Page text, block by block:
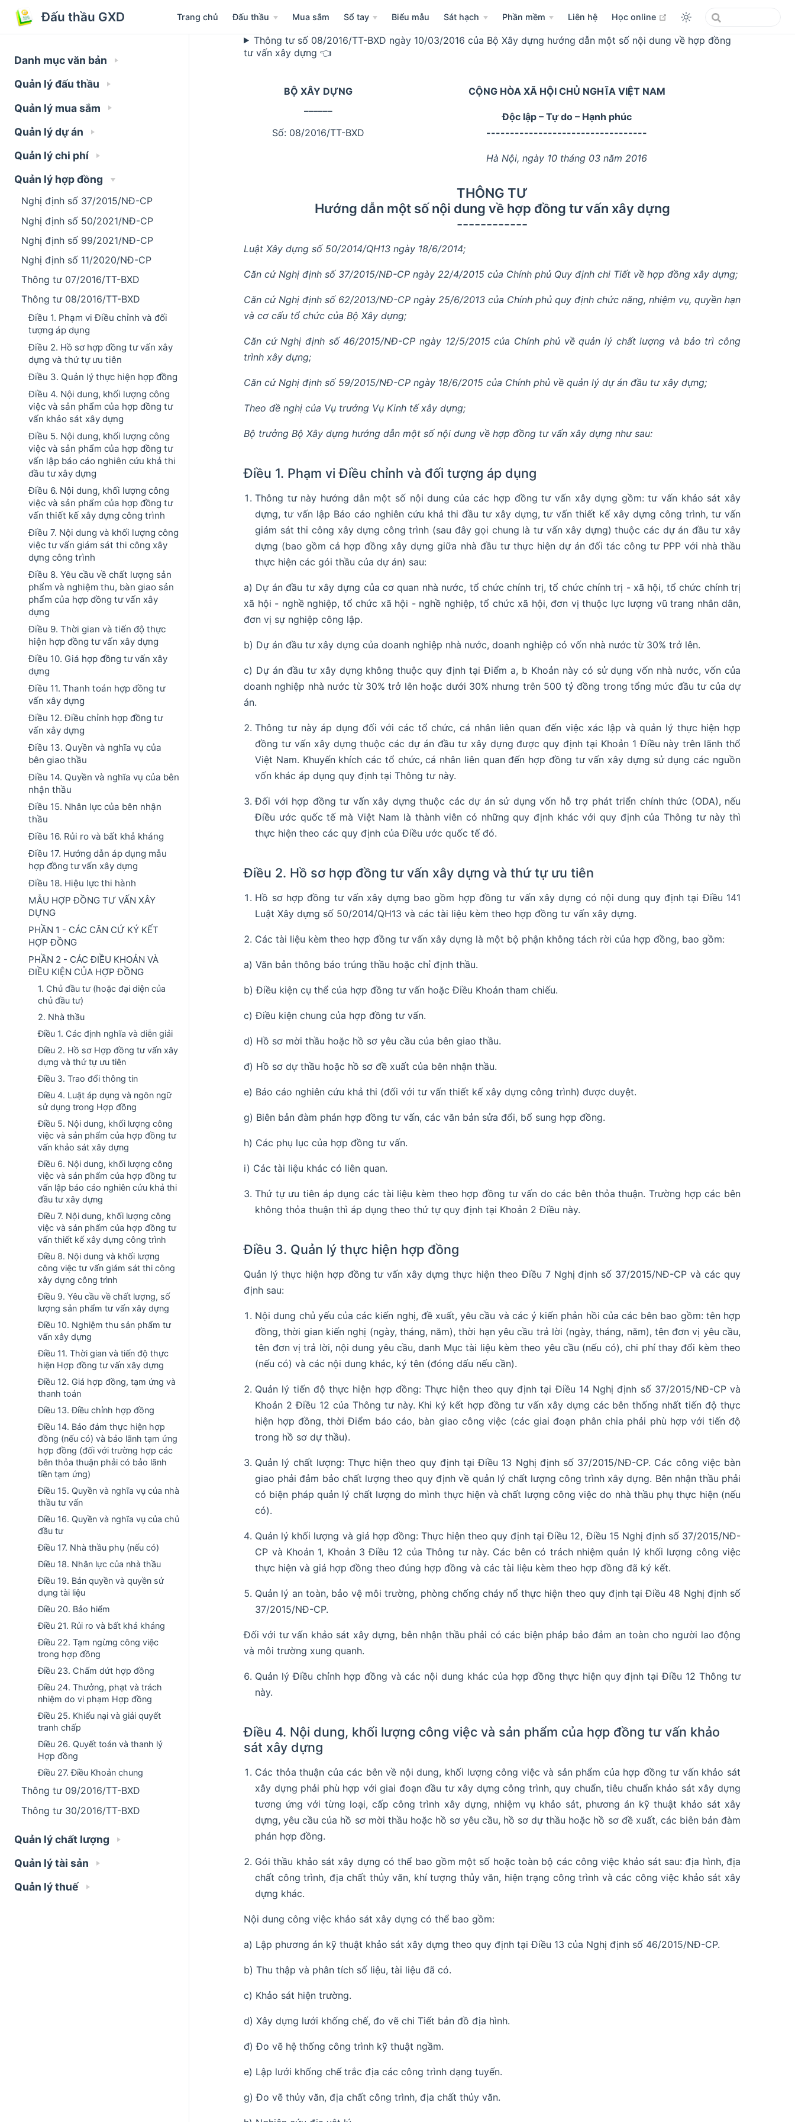
Đấu thầu GXD Trang chủ Đấu thầu Mua sắm Sổ tay Biểu mẫu Sát hạch Phần mềm Liên hệ Học online open in new window
Danh mục văn bản
Quản lý đấu thầu
Quản lý mua sắm
Quản lý dự án
Quản lý chi phí
Quản lý hợp đồng
Nghị định số 37/2015/NĐ-CP
Nghị định số 50/2021/NĐ-CP
Nghị định số 99/2021/NĐ-CP
Nghị định số 11/2020/NĐ-CP
Thông tư 07/2016/TT-BXD
Thông tư 08/2016/TT-BXD
Điều 1. Phạm vi Điều chỉnh và đối
tượng áp dụng
Điều 2. Hồ sơ hợp đồng tư vấn xây
dựng và thứ tự ưu tiên
Điều 3. Quản lý thực hiện hợp đồng
Điều 4. Nội dung, khối lượng công
việc và sản phẩm của hợp đồng tư
vấn khảo sát xây dựng
Điều 5. Nội dung, khối lượng công
việc và sản phẩm của hợp đồng tư
vấn lập báo cáo nghiên cứu khả thi
đầu tư xây dựng
Điều 6. Nội dung, khối lượng công
việc và sản phẩm của hợp đồng tư
vấn thiết kế xây dựng công trình
Điều 7. Nội dung và khối lượng công
việc tư vấn giám sát thi công xây
dựng công trình
Điều 8. Yêu cầu về chất lượng sản
phẩm và nghiệm thu, bàn giao sản
phẩm của hợp đồng tư vấn xây
dựng
Điều 9. Thời gian và tiến độ thực
hiện hợp đồng tư vấn xây dựng
Điều 10. Giá hợp đồng tư vấn xây
dựng
Điều 11. Thanh toán hợp đồng tư
vấn xây dựng
Điều 12. Điều chỉnh hợp đồng tư
vấn xây dựng
Điều 13. Quyền và nghĩa vụ của
bên giao thầu
Điều 14. Quyền và nghĩa vụ của bên
nhận thầu
Điều 15. Nhân lực của bên nhận
thầu
Điều 16. Rủi ro và bất khả kháng
Điều 17. Hướng dẫn áp dụng mẫu
hợp đồng tư vấn xây dựng
Điều 18. Hiệu lực thi hành
MẪU HỢP ĐỒNG TƯ VẤN XÂY
DỰNG
PHẦN 1 - CÁC CĂN CỨ KÝ KẾT
HỢP ĐỒNG
PHẦN 2 - CÁC ĐIỀU KHOẢN VÀ
ĐIỀU KIỆN CỦA HỢP ĐỒNG
1. Chủ đầu tư (hoặc đại diện của
chủ đầu tư)
2. Nhà thầu
Điều 1. Các định nghĩa và diễn giải
Điều 2. Hồ sơ Hợp đồng tư vấn xây
dựng và thứ tự ưu tiên
Điều 3. Trao đổi thông tin
Điều 4. Luật áp dụng và ngôn ngữ
sử dụng trong Hợp đồng
Điều 5. Nội dung, khối lượng công
việc và sản phẩm của hợp đồng tư
vấn khảo sát xây dựng
Điều 6. Nội dung, khối lượng công
việc và sản phẩm của hợp đồng tư
vấn lập báo cáo nghiên cứu khả thi
đầu tư xây dựng
Điều 7. Nội dung, khối lượng công
việc và sản phẩm của hợp đồng tư
vấn thiết kế xây dựng công trình
Điều 8. Nội dung và khối lượng
công việc tư vấn giám sát thi công
xây dựng công trình
Điều 9. Yêu cầu về chất lượng, số
lượng sản phẩm tư vấn xây dựng
Điều 10. Nghiệm thu sản phẩm tư
vấn xây dựng
Điều 11. Thời gian và tiến độ thực
hiện Hợp đồng tư vấn xây dựng
Điều 12. Giá hợp đồng, tạm ứng và
thanh toán
Điều 13. Điều chỉnh hợp đồng
Điều 14. Bảo đảm thực hiện hợp
đồng (nếu có) và bảo lãnh tạm ứng
hợp đồng (đối với trường hợp các
bên thỏa thuận phải có bảo lãnh
tiền tạm ứng)
Điều 15. Quyền và nghĩa vụ của nhà
thầu tư vấn
Điều 16. Quyền và nghĩa vụ của chủ
đầu tư
Điều 17. Nhà thầu phụ (nếu có)
Điều 18. Nhân lực của nhà thầu
Điều 19. Bản quyền và quyền sử
dụng tài liệu
Điều 20. Bảo hiểm
Điều 21. Rủi ro và bất khả kháng
Điều 22. Tạm ngừng công việc
trong hợp đồng
Điều 23. Chấm dứt hợp đồng
Điều 24. Thưởng, phạt và trách
nhiệm do vi phạm Hợp đồng
Điều 25. Khiếu nại và giải quyết
tranh chấp
Điều 26. Quyết toán và thanh lý
Hợp đồng
Điều 27. Điều Khoản chung
Thông tư 09/2016/TT-BXD
Thông tư 30/2016/TT-BXD
Quản lý chất lượng
Quản lý tài sản
Quản lý thuế
Thông tư số 08/2016/TT-BXD ngày 10/03/2016 của Bộ Xây dựng hướng dẫn một số nội dung về hợp đồng
tư vấn xây dựng 👈
BỘ XÂY DỰNG
Số: 08/2016/TT-BXD
CỘNG HÒA XÃ HỘI CHỦ NGHĨA VIỆT NAM
Độc lập – Tự do – Hạnh phúc
----------------------------------
Hà Nội, ngày 10 tháng 03 năm 2016
THÔNG TƯ
Hướng dẫn một số nội dung về hợp đồng tư vấn xây dựng
------------
Luật Xây dựng số 50/2014/QH13 ngày 18/6/2014;
Căn cứ Nghị định số 37/2015/NĐ-CP ngày 22/4/2015 của Chính phủ Quy định chi Tiết về hợp đồng xây dựng;
Căn cứ Nghị định số 62/2013/NĐ-CP ngày 25/6/2013 của Chính phủ quy định chức năng, nhiệm vụ, quyền hạn
và cơ cấu tổ chức của Bộ Xây dựng;
Căn cứ Nghị định số 46/2015/NĐ-CP ngày 12/5/2015 của Chính phủ về quản lý chất lượng và bảo trì công
trình xây dựng;
Căn cứ Nghị định số 59/2015/NĐ-CP ngày 18/6/2015 của Chính phủ về quản lý dự án đầu tư xây dựng;
Theo đề nghị của Vụ trưởng Vụ Kinh tế xây dựng;
Bộ trưởng Bộ Xây dựng hướng dẫn một số nội dung về hợp đồng tư vấn xây dựng như sau:
Điều 1. Phạm vi Điều chỉnh và đối tượng áp dụng
Thông tư này hướng dẫn một số nội dung của các hợp đồng tư vấn xây dựng gồm: tư vấn khảo sát xây
dựng, tư vấn lập Báo cáo nghiên cứu khả thi đầu tư xây dựng, tư vấn thiết kế xây dựng công trình, tư vấn
giám sát thi công xây dựng công trình (sau đây gọi chung là tư vấn xây dựng) thuộc các dự án đầu tư xây
dựng (bao gồm cả hợp đồng xây dựng giữa nhà đầu tư thực hiện dự án đối tác công tư PPP với nhà thầu
thực hiện các gói thầu của dự án) sau:
a) Dự án đầu tư xây dựng của cơ quan nhà nước, tổ chức chính trị, tổ chức chính trị - xã hội, tổ chức chính trị
xã hội - nghề nghiệp, tổ chức xã hội - nghề nghiệp, tổ chức xã hội, đơn vị thuộc lực lượng vũ trang nhân dân,
đơn vị sự nghiệp công lập.
b) Dự án đầu tư xây dựng của doanh nghiệp nhà nước, doanh nghiệp có vốn nhà nước từ 30% trở lên.
c) Dự án đầu tư xây dựng không thuộc quy định tại Điểm a, b Khoản này có sử dụng vốn nhà nước, vốn của
doanh nghiệp nhà nước từ 30% trở lên hoặc dưới 30% nhưng trên 500 tỷ đồng trong tổng mức đầu tư của dự
án.
Thông tư này áp dụng đối với các tổ chức, cá nhân liên quan đến việc xác lập và quản lý thực hiện hợp
đồng tư vấn xây dựng thuộc các dự án đầu tư xây dựng được quy định tại Khoản 1 Điều này trên lãnh thổ
Việt Nam. Khuyến khích các tổ chức, cá nhân liên quan đến hợp đồng tư vấn xây dựng sử dụng các nguồn
vốn khác áp dụng quy định tại Thông tư này.
Đối với hợp đồng tư vấn xây dựng thuộc các dự án sử dụng vốn hỗ trợ phát triển chính thức (ODA), nếu
Điều ước quốc tế mà Việt Nam là thành viên có những quy định khác với quy định của Thông tư này thì
thực hiện theo các quy định của Điều ước quốc tế đó.
Điều 2. Hồ sơ hợp đồng tư vấn xây dựng và thứ tự ưu tiên
Hồ sơ hợp đồng tư vấn xây dựng bao gồm hợp đồng tư vấn xây dựng có nội dung quy định tại Điều 141
Luật Xây dựng số 50/2014/QH13 và các tài liệu kèm theo hợp đồng tư vấn xây dựng.
Các tài liệu kèm theo hợp đồng tư vấn xây dựng là một bộ phận không tách rời của hợp đồng, bao gồm:
a) Văn bản thông báo trúng thầu hoặc chỉ định thầu.
b) Điều kiện cụ thể của hợp đồng tư vấn hoặc Điều Khoản tham chiếu.
c) Điều kiện chung của hợp đồng tư vấn.
d) Hồ sơ mời thầu hoặc hồ sơ yêu cầu của bên giao thầu.
đ) Hồ sơ dự thầu hoặc hồ sơ đề xuất của bên nhận thầu.
e) Báo cáo nghiên cứu khả thi (đối với tư vấn thiết kế xây dựng công trình) được duyệt.
g) Biên bản đàm phán hợp đồng tư vấn, các văn bản sửa đổi, bổ sung hợp đồng.
h) Các phụ lục của hợp đồng tư vấn.
i) Các tài liệu khác có liên quan.
Thứ tự ưu tiên áp dụng các tài liệu kèm theo hợp đồng tư vấn do các bên thỏa thuận. Trường hợp các bên
không thỏa thuận thì áp dụng theo thứ tự quy định tại Khoản 2 Điều này.
Điều 3. Quản lý thực hiện hợp đồng
Quản lý thực hiện hợp đồng tư vấn xây dựng thực hiện theo Điều 7 Nghị định số 37/2015/NĐ-CP và các quy
định sau:
Nội dung chủ yếu của các kiến nghị, đề xuất, yêu cầu và các ý kiến phản hồi của các bên bao gồm: tên hợp
đồng, thời gian kiến nghị (ngày, tháng, năm), thời hạn yêu cầu trả lời (ngày, tháng, năm), tên đơn vị yêu cầu,
tên đơn vị trả lời, nội dung yêu cầu, danh Mục tài liệu kèm theo yêu cầu (nếu có), chi phí thay đổi kèm theo
(nếu có) và các nội dung khác, ký tên (đóng dấu nếu cần).
Quản lý tiến độ thực hiện hợp đồng: Thực hiện theo quy định tại Điều 14 Nghị định số 37/2015/NĐ-CP và
Khoản 2 Điều 12 của Thông tư này. Khi ký kết hợp đồng tư vấn xây dựng các bên thống nhất tiến độ thực
hiện hợp đồng, thời Điểm báo cáo, bàn giao công việc (các giai đoạn phân chia phải phù hợp với tiến độ
trong hồ sơ dự thầu).
Quản lý chất lượng: Thực hiện theo quy định tại Điều 13 Nghị định số 37/2015/NĐ-CP. Các công việc bàn
giao phải đảm bảo chất lượng theo quy định về quản lý chất lượng công trình xây dựng. Bên nhận thầu phải
có biện pháp quản lý chất lượng do mình thực hiện và chất lượng công việc do nhà thầu phụ thực hiện (nếu
có).
Quản lý khối lượng và giá hợp đồng: Thực hiện theo quy định tại Điều 12, Điều 15 Nghị định số 37/2015/NĐ-
CP và Khoản 1, Khoản 3 Điều 12 của Thông tư này. Các bên có trách nhiệm quản lý khối lượng công việc
thực hiện và giá hợp đồng theo đúng hợp đồng và các tài liệu kèm theo hợp đồng đã ký kết.
Quản lý an toàn, bảo vệ môi trường, phòng chống cháy nổ thực hiện theo quy định tại Điều 48 Nghị định số
37/2015/NĐ-CP.
Đối với tư vấn khảo sát xây dựng, bên nhận thầu phải có các biện pháp bảo đảm an toàn cho người lao động
và môi trường xung quanh.
Quản lý Điều chỉnh hợp đồng và các nội dung khác của hợp đồng thực hiện quy định tại Điều 12 Thông tư
này.
Điều 4. Nội dung, khối lượng công việc và sản phẩm của hợp đồng tư vấn khảo
sát xây dựng
Các thỏa thuận của các bên về nội dung, khối lượng công việc và sản phẩm của hợp đồng tư vấn khảo sát
xây dựng phải phù hợp với giai đoạn đầu tư xây dựng công trình, quy chuẩn, tiêu chuẩn khảo sát xây dựng
tương ứng với từng loại, cấp công trình xây dựng, nhiệm vụ khảo sát, phương án kỹ thuật khảo sát xây
dựng, yêu cầu của hồ sơ mời thầu hoặc hồ sơ yêu cầu, hồ sơ dự thầu hoặc hồ sơ đề xuất, các biên bản đàm
phán hợp đồng.
Gói thầu khảo sát xây dựng có thể bao gồm một số hoặc toàn bộ các công việc khảo sát sau: địa hình, địa
chất công trình, địa chất thủy văn, khí tượng thủy văn, hiện trạng công trình và các công việc khảo sát xây
dựng khác.
Nội dung công việc khảo sát xây dựng có thể bao gồm:
a) Lập phương án kỹ thuật khảo sát xây dựng theo quy định tại Điều 13 của Nghị định số 46/2015/NĐ-CP.
b) Thu thập và phân tích số liệu, tài liệu đã có.
c) Khảo sát hiện trường.
d) Xây dựng lưới khống chế, đo vẽ chi Tiết bản đồ địa hình.
đ) Đo vẽ hệ thống công trình kỹ thuật ngầm.
e) Lập lưới khống chế trắc địa các công trình dạng tuyến.
g) Đo vẽ thủy văn, địa chất công trình, địa chất thủy văn.